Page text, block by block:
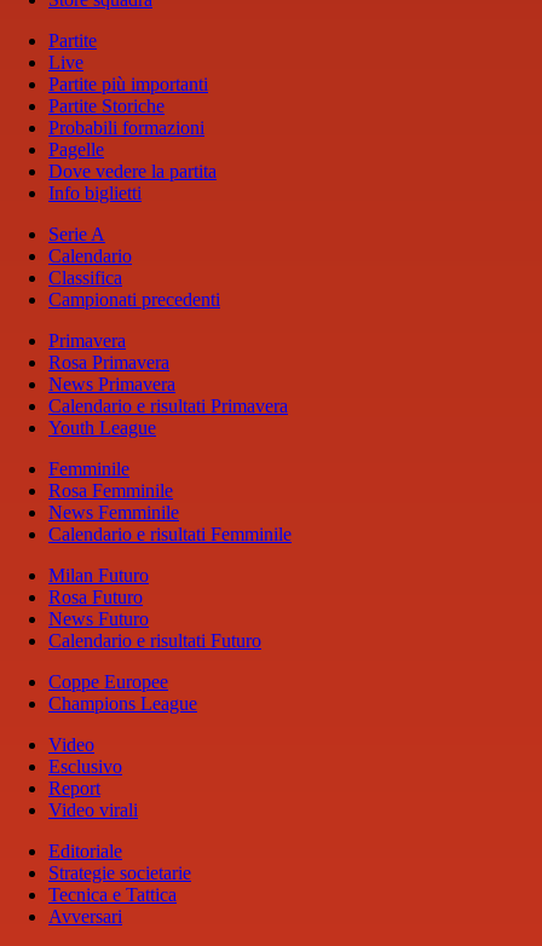
Partite
Live
Partite più importanti
Partite Storiche
Probabili formazioni
Pagelle
Dove vedere la partita
Info biglietti
Serie A
Calendario
Classifica
Campionati precedenti
Primavera
Rosa Primavera
News Primavera
Calendario e risultati Primavera
Youth League
Femminile
Rosa Femminile
News Femminile
Calendario e risultati Femminile
Milan Futuro
Rosa Futuro
News Futuro
Calendario e risultati Futuro
Coppe Europee
Champions League
Video
Esclusivo
Report
Video virali
Editoriale
Strategie societarie
Tecnica e Tattica
Avversari